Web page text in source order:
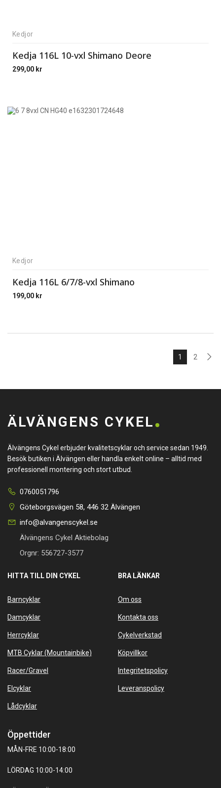
Kedjor
Kedja 116L 10-vxl Shimano Deore
299,00 kr
Kedjor
Kedja 116L 6/7/8-vxl Shimano
199,00 kr
1 2
ÄLVÄNGENS CYKEL
Älvängens Cykel erbjuder kvalitetscyklar och service sedan 1949.
Besök butiken i Älvängen eller handla enkelt online – alltid med
professionell montering och stort utbud.
0760051796
Göteborgsvägen 58, 446 32 Älvängen
info@alvangenscykel.se
Älvängens Cykel Aktiebolag
Orgnr: 556727-3577
HITTA TILL DIN CYKEL
Barncyklar
Damcyklar
Herrcyklar
MTB Cyklar (Mountainbike)
Racer/Gravel
Elcyklar
Lådcyklar
BRA LÄNKAR
Om oss
Kontakta oss
Cykelverkstad
Köpvillkor
Integritetspolicy
Leveranspolicy
Öppettider
MÅN-FRE 10:00-18:00
LÖRDAG 10:00-14:00